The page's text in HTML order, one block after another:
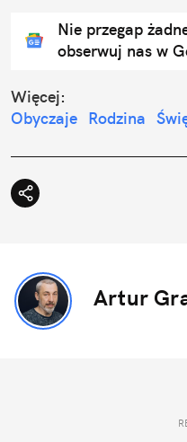
Nie przegap
obserwuj nas w
Więcej:
Obyczaje Rodzina
Artur